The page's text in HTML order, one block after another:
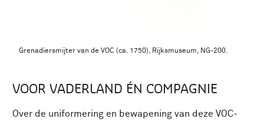
Grenadiersmijter van de VOC (ca. 1750), Rijksmuseum, NG-200.
VOOR VADERLAND ÉN COMPAGNIE
Over de uniformering en bewapening van deze VOC-